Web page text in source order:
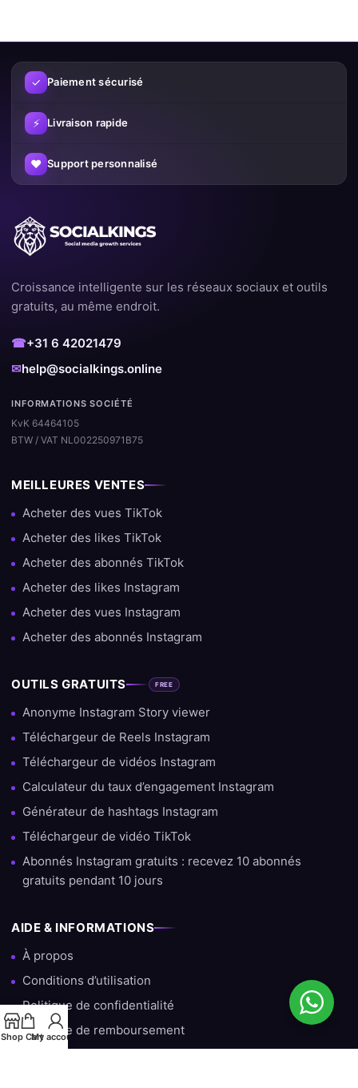
✓ Paiement sécurisé
⚡ Livraison rapide
♥ Support personnalisé
Croissance intelligente sur les réseaux sociaux et outils
gratuits, au même endroit.
☎+31 6 42021479
✉help@socialkings.online
INFORMATIONS SOCIÉTÉ
KvK 64464105
BTW / VAT NL002250971B75
MEILLEURES VENTES
Acheter des vues TikTok
Acheter des likes TikTok
Acheter des abonnés TikTok
Acheter des likes Instagram
Acheter des vues Instagram
Acheter des abonnés Instagram
OUTILS GRATUITS FREE
Anonyme Instagram Story viewer
Téléchargeur de Reels Instagram
Téléchargeur de vidéos Instagram
Calculateur du taux d’engagement Instagram
Générateur de hashtags Instagram
Téléchargeur de vidéo TikTok
Abonnés Instagram gratuits : recevez 10 abonnés
gratuits pendant 10 jours
AIDE & INFORMATIONS
À propos
Conditions d’utilisation
Politique de confidentialité
Politique de remboursement
Shop Cart
My account